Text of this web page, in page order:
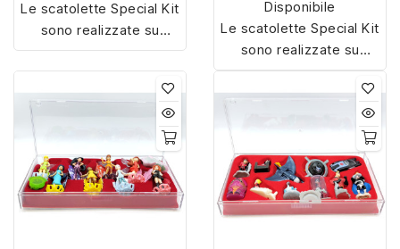
Le scatolette Special Kit
sono realizzate su
misura con materiali di
alta qualità, hanno un
interno sagomato in
vellutino rosso e offrono
soluzioni eleganti e
pratiche per organizzare
e mostrare la tua
collezione di sorpresine.
Disponibile
Le scatolette Special Kit
sono realizzate su
misura con materiali di
alta qualità, hanno un
interno sagomato in
vellutino rosso e offrono
soluzioni eleganti e
pratiche per organizzare
e mostrare la tua
collezione di sorpresine.